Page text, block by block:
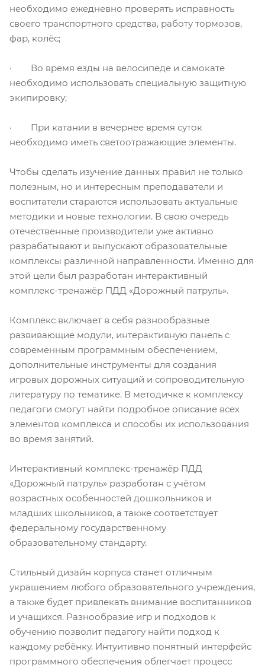
необходимо ежедневно проверять исправность
своего транспортного средства, работу тормозов,
фар, колёс;
· Во время езды на велосипеде и самокате
необходимо использовать специальную защитную
экипировку;
· При катании в вечернее время суток
необходимо иметь светоотражающие элементы.
Чтобы сделать изучение данных правил не только
полезным, но и интересным преподаватели и
воспитатели стараются использовать актуальные
методики и новые технологии. В свою очередь
отечественные производители уже активно
разрабатывают и выпускают образовательные
комплексы различной направленности. Именно для
этой цели был разработан интерактивный
комплекс-тренажёр ПДД «Дорожный патруль».
Комплекс включает в себя разнообразные
развивающие модули, интерактивную панель с
современным программным обеспечением,
дополнительные инструменты для создания
игровых дорожных ситуаций и сопроводительную
литературу по тематике. В методичке к комплексу
педагоги смогут найти подробное описание всех
элементов комплекса и способы их использования
во время занятий.
Интерактивный комплекс-тренажёр ПДД
«Дорожный патруль» разработан с учётом
возрастных особенностей дошкольников и
младших школьников, а также соответствует
федеральному государственному
образовательному стандарту.
Стильный дизайн корпуса станет отличным
украшением любого образовательного учреждения,
а также будет привлекать внимание воспитанников
и учащихся. Разнообразие игр и подходов к
обучению позволит педагогу найти подход к
каждому ребёнку. Интуитивно понятный интерфейс
программного обеспечения облегчает процесс